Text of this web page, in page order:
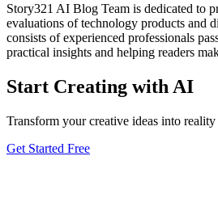
Story321 AI Blog Team is dedicated to
evaluations of technology products and
consists of experienced professionals
practical insights and helping readers
Start Creating with AI
Transform your creative ideas into
Get Started Free